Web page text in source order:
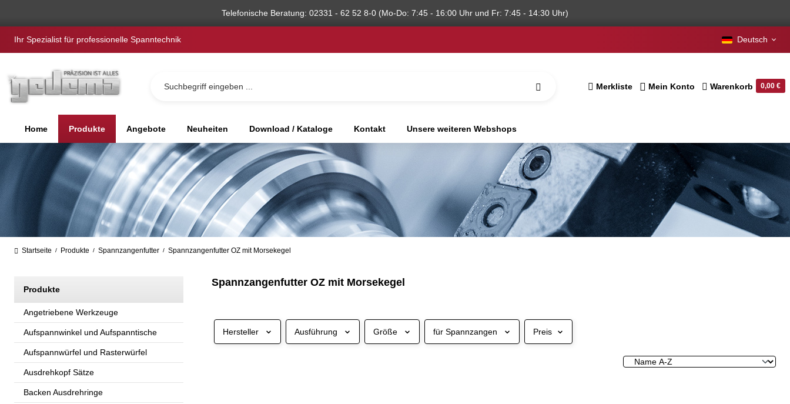
Telefonische Beratung: 02331 - 62 52 8-0 (Mo-Do: 7:45 - 16:00 Uhr und Fr: 7:45 - 14:30 Uhr)
Ihr Spezialist für professionelle Spanntechnik Deutsch
Merkliste Mein Konto Warenkorb 0,00 €
Home Produkte Angebote Neuheiten Download / Kataloge Kontakt Unsere weiteren Webshops
Startseite / Produkte / Spannzangenfutter / Spannzangenfutter OZ mit Morsekegel
Produkte
Angetriebene Werkzeuge
Aufspannwinkel und Aufspanntische
Aufspannwürfel und Rasterwürfel
Ausdrehkopf Sätze
Backen Ausdrehringe
Spannzangenfutter OZ mit Morsekegel
Hersteller Ausführung Größe für Spannzangen Preis